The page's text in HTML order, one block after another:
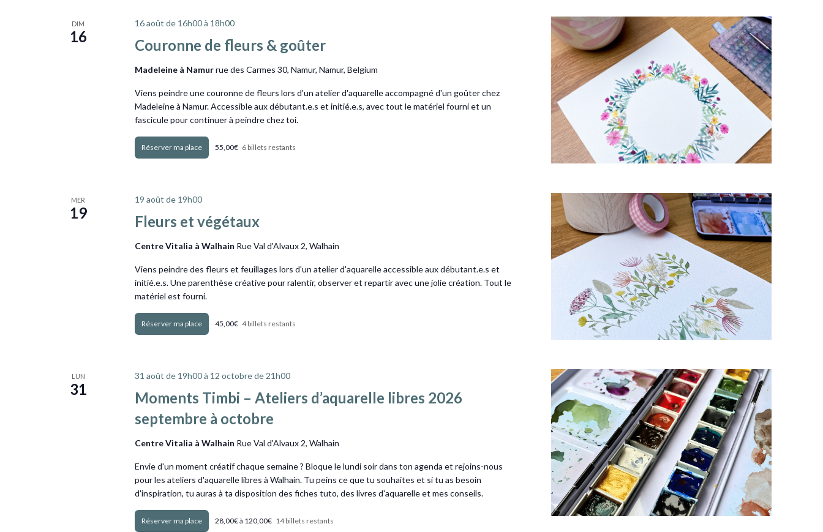
DIM
16 Couronne de fleurs & goûter
16 août de 16h00à 18h00
Madeleine à Namurrue des Carmes 30, Namur, Namur, Belgium
Viens peindre une couronne de fleurs lors d'un atelier d'aquarelle accompagné d'un goûter chez
Madeleine à Namur. Accessible aux débutant.e.s et initié.e.s, avec tout le matériel fourni et un
fascicule pour continuer à peindre chez toi.
Obtenir Billets 55,00€ 6 billets restants
MER
19 Fleurs et végétaux
19 août de 19h00
Centre Vitalia à Walhain Rue Val d'Alvaux 2, Walhain
Viens peindre des fleurs et feuillages lors d'un atelier d'aquarelle accessible aux débutant.e.s et
initié.e.s. Une parenthèse créative pour ralentir, observer et repartir avec une jolie création. Tout le
matériel est fourni.
Obtenir Billets 45,00€ 4 billets restants
LUN
31
Moments Timbi – Ateliers d’aquarelle libres 2026
septembre à octobre
31 août de 19h00à 12 octobre de 21h00
Centre Vitalia à Walhain Rue Val d'Alvaux 2, Walhain
Envie d'un moment créatif chaque semaine ? Bloque le lundi soir dans ton agenda et rejoins-nous
pour les ateliers d'aquarelle libres à Walhain. Tu peins ce que tu souhaites et si tu as besoin
d'inspiration, tu auras à ta disposition des fiches tuto, des livres d'aquarelle et mes conseils.
Obtenir Billets 28,00€ à 120,00€ 14 billets restants